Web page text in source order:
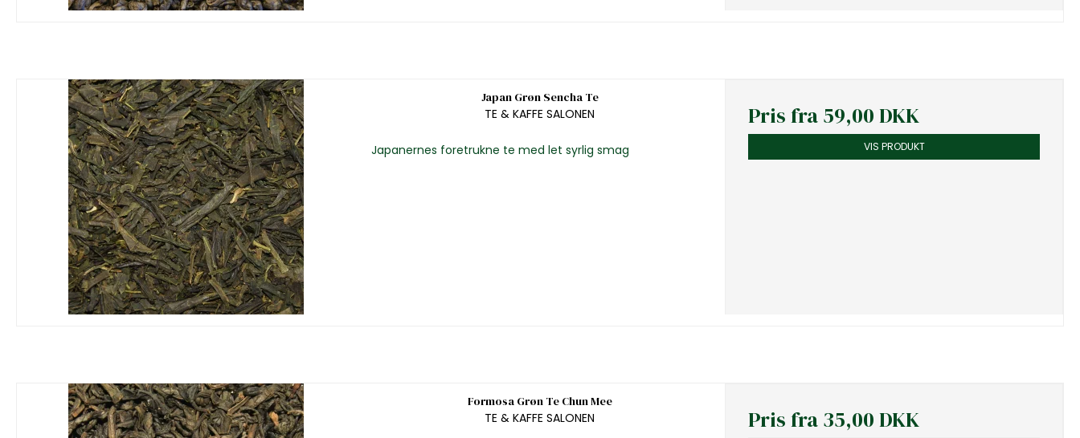
Japan Grøn Sencha Te
TE & KAFFE SALONEN
Japanernes foretrukne te med let syrlig smag
Pris fra59,00 DKK
VIS PRODUKT
Formosa Grøn Te Chun Mee
TE & KAFFE SALONEN
Pris fra35,00 DKK